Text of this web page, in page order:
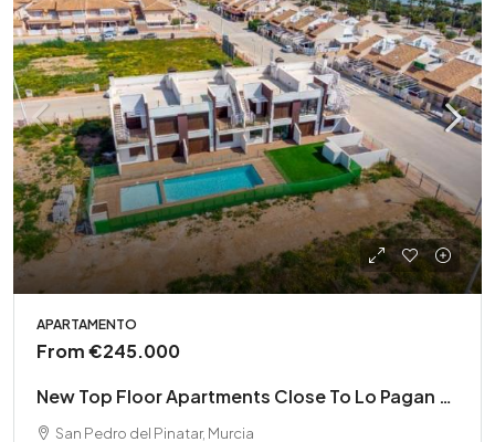
APARTAMENTO
From€245.000
New Top Floor Apartments Close To Lo Pagan Beach
San Pedro del Pinatar, Murcia